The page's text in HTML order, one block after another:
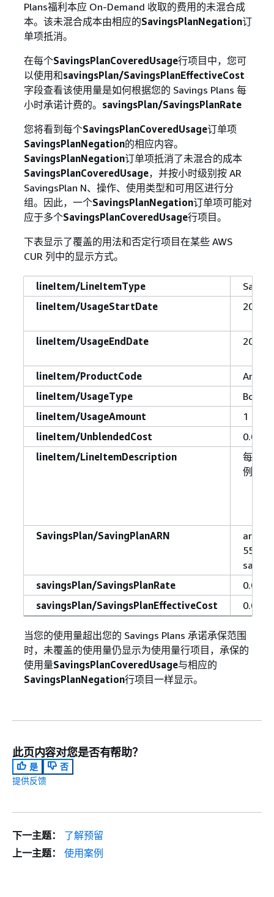
Plans福利本应 On-Demand 收取的费用的未混合成
本。该未混合成本由相应的SavingsPlanNegation订
单项抵消。
在每个SavingsPlanCoveredUsage行项目中，您可
以使用和savingsPlan/SavingsPlanEffectiveCost
字段查看该使用量是如何根据您的 Savings Plans 每
小时承诺计费的。 savingsPlan/SavingsPlanRate
您将看到每个SavingsPlanCoveredUsage订单项
SavingsPlanNegation的相应内容。
SavingsPlanNegation订单项抵消了未混合的成本
SavingsPlanCoveredUsage，并按小时级别按 AR
SavingsPlan N、操作、使用类型和可用区进行分
组。因此，一个SavingsPlanNegation订单项可能对
应于多个SavingsPlanCoveredUsage行项目。
下表显示了覆盖的用法和否定行项目在某些 AWS
CUR 列中的显示方式。
lineItem/LineItemType
lineItem/UsageStartDate
2019-
lineItem/UsageEndDate 2019-
lineItem/ProductCode
lineItem/UsageType
lineItem/UsageAmount
1
lineItem/UnblendedCost
0.0052
lineItem/LineItemDescription
每个
例小
SavingsPlan/SavingPlanARN
arn:
savingsPlan/SavingsPlanRate
0.0026
savingsPlan/SavingsPlanEffectiveCost
0.0026
当您的使用量超出您的 Savings Plans 承诺承保范围
时，未覆盖的使用量仍显示为使用量行项目，承保的
使用量SavingsPlanCoveredUsage与相应的
SavingsPlanNegation行项目一样显示。
此页内容对您是否有帮助？
是
否
提供反馈
下一主题：
了解预留
上一主题：
使用案例